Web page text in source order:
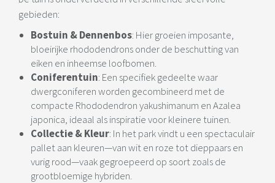
gebieden:
Bostuin & Dennenbos: Hier groeien imposante,
bloeirijke rhododendrons onder de beschutting van
eiken en inheemse loofbomen.
Coniferentuin: Een specifiek gedeelte waar
dwergconiferen worden gecombineerd met de
compacte Rhododendron yakushimanum en Azalea
japonica, ideaal als inspiratie voor kleinere tuinen.
Collectie & Kleur: In het park vindt u een spectaculair
pallet aan kleuren—van wit en roze tot dieppaars en
vurig rood—vaak gegroepeerd op soort zoals de
grootbloemige hybriden.